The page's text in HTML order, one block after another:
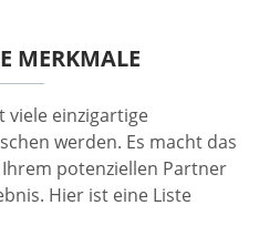
MERKMALE
viele einzigartige
werden. Es macht das
potenziellen Partner
Hier ist eine Liste